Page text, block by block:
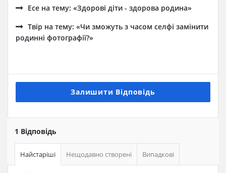
Есе на тему: «Здорові діти - здорова родина»
Твір на тему: «Чи зможуть з часом селфі замінити
родинні фотографії?»
Залишити Відповідь
1 Відповідь
Найстаріші Нещодавно створені Випадкові